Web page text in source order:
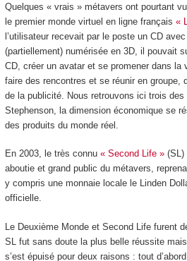
Quelques « vrais » métavers ont pourtant
le premier monde virtuel en ligne français «
l’utilisateur recevait par le poste un CD
(partiellement) numérisée en 3D, il pouvait
CD, créer un avatar et se promener dans la
faire des rencontres et se réunir en groupe,
de la publicité. Nous retrouvons ici trois des
Stephenson, la dimension économique se
des produits du monde réel.
En 2003, le très connu « Second Life »(SL)
aboutie et grand public du métavers,
y compris une monnaie locale le Linden
officielle.
Le Deuxième Monde et Second Life furent
SL fut sans doute la plus belle réussite
s’est épuisé pour deux raisons : tout